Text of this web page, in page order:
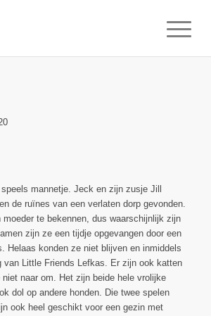
mannetje. Jeck en zijn zusje Jill
de ruïnes van een verlaten dorp gevonden.
moeder te bekennen, dus waarschijnlijk zijn
zijn ze een tijdje opgevangen door een
Helaas konden ze niet blijven en inmiddels
van Little Friends Lefkas. Er zijn ook katten
naar om. Het zijn beide hele vrolijke
dol op andere honden. Die twee spelen
ook heel geschikt voor een gezin met